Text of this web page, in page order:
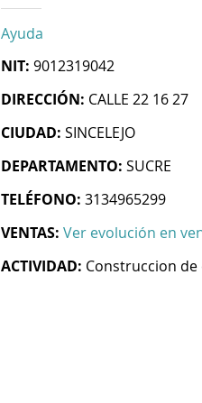
Ayuda
NIT: 9012319042
DIRECCIÓN: CALLE 22 16 27
CIUDAD: SINCELEJO
DEPARTAMENTO: SUCRE
TELÉFONO: 3134965299
VENTAS: Ver evolución en
ACTIVIDAD: Construccion